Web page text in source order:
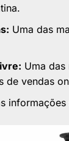
Uma das
Uma das
de vendas
informações